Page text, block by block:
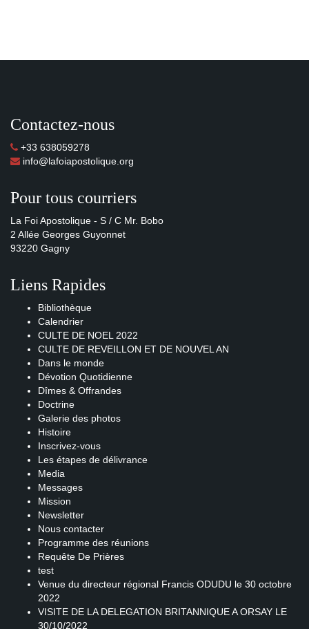
Contactez-nous
+33 638059278
info@lafoiapostolique.org
Pour tous courriers
La Foi Apostolique - S / C Mr. Bobo
2 Allée Georges Guyonnet
93220 Gagny
Liens Rapides
Bibliothèque
Calendrier
CULTE DE NOEL 2022
CULTE DE REVEILLON ET DE NOUVEL AN
Dans le monde
Dévotion Quotidienne
Dîmes & Offrandes
Doctrine
Galerie des photos
Histoire
Inscrivez-vous
Les étapes de délivrance
Media
Messages
Mission
Newsletter
Nous contacter
Programme des réunions
Requête De Prières
test
Venue du directeur régional Francis ODUDU le 30 octobre
2022
VISITE DE LA DELEGATION BRITANNIQUE A ORSAY LE
30/10/2022